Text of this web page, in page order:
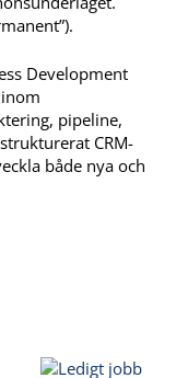
Development
pipeline,
CRM-
både nya och